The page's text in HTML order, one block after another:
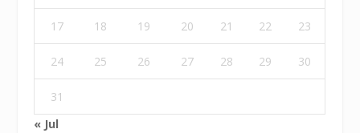
17 18 19 20 21 22 23
24 25 26 27 28 29 30
31
« Jul